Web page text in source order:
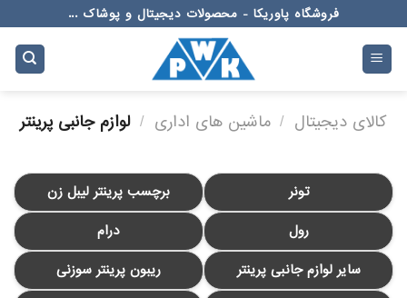
to
content
فروشگاه پاوریکا - محصولات دیجیتال و پوشاک ...
کالای دیجیتال / ماشین های اداری / لوازم جانبی پرینتر
برچسب پرینتر لیبل زن
تونر
درام
رول
ریبون پرینتر سوزنی
سایر لوازم جانبی پرینتر